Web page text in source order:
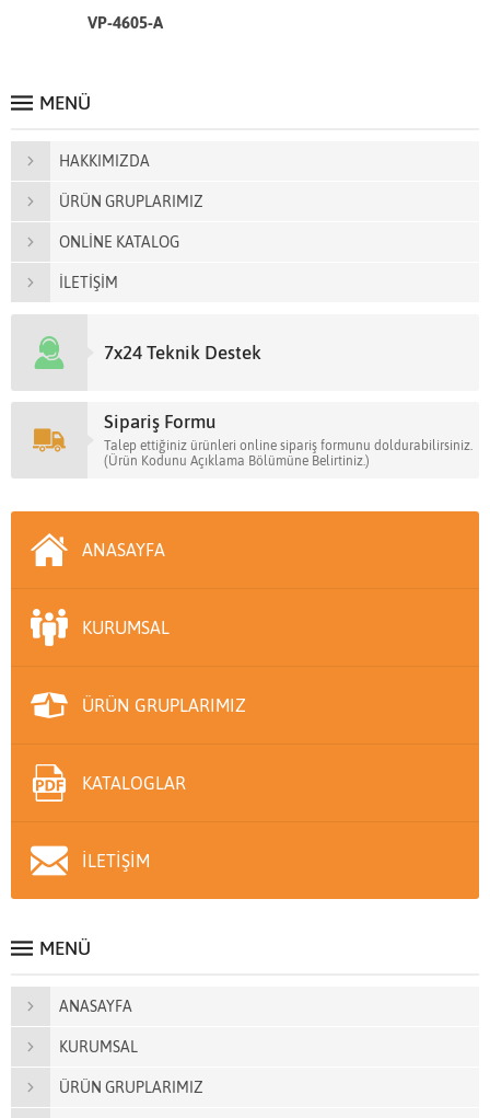
VP-4605-A
MENÜ
HAKKIMIZDA
ÜRÜN GRUPLARIMIZ
ONLİNE KATALOG
İLETİŞİM
7x24 Teknik Destek
Sipariş Formu
Talep ettiğiniz ürünleri online sipariş formunu doldurabilirsiniz.
(Ürün Kodunu Açıklama Bölümüne Belirtiniz.)
ANASAYFA
KURUMSAL
ÜRÜN GRUPLARIMIZ
KATALOGLAR
İLETİŞİM
MENÜ
ANASAYFA
KURUMSAL
ÜRÜN GRUPLARIMIZ